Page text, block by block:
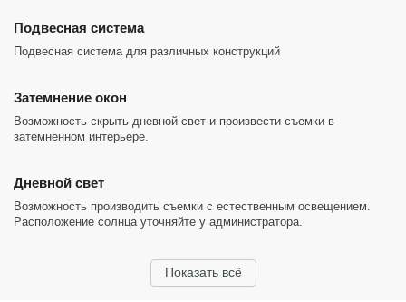
Подвесная система
Подвесная система для различных конструкций
Затемнение окон
Возможность скрыть дневной свет и произвести съемки в
затемненном интерьере.
Дневной свет
Возможность производить съемки с естественным освещением.
Расположение солнца уточняйте у администратора.
Показать всё